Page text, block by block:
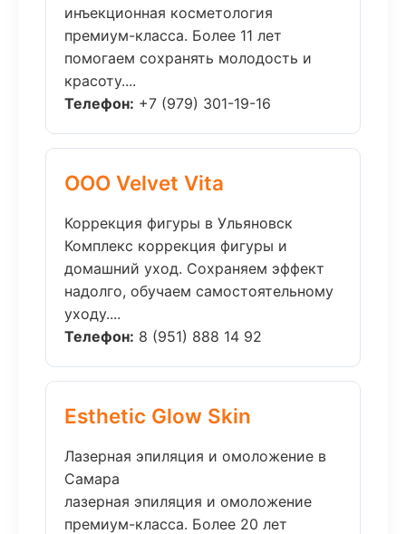
инъекционная косметология
премиум-класса. Более 11 лет
помогаем сохранять молодость и
красоту....
Телефон: +7 (979) 301-19-16
ООО Velvet Vita
Коррекция фигуры в Ульяновск
Комплекс коррекция фигуры и
домашний уход. Сохраняем эффект
надолго, обучаем самостоятельному
уходу....
Телефон: 8 (951) 888 14 92
Esthetic Glow Skin
Лазерная эпиляция и омоложение в
Самара
лазерная эпиляция и омоложение
премиум-класса. Более 20 лет